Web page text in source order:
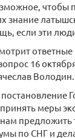
чтобы
знание
если эти
16
Володин.
меры
предложить
по СНГ и